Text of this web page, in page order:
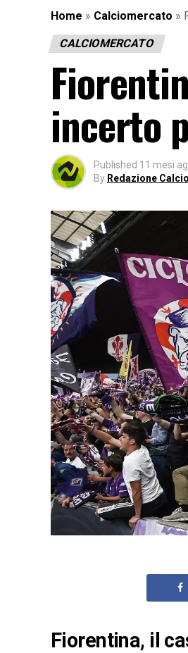
Home » Calciomercato »
CALCIOMERCATO
incerto
Published 11 mesi
By Redazione
Fiorentina, il